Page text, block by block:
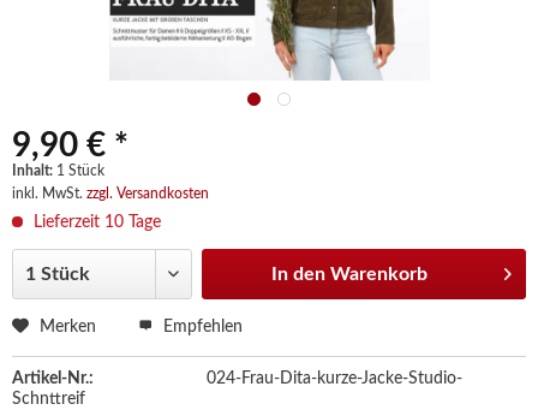
9,90 € *
Inhalt: 1 Stück
inkl. MwSt. zzgl. Versandkosten
Lieferzeit 10 Tage
In den Warenkorb
Merken Empfehlen
Artikel-Nr.:
024-Frau-Dita-kurze-Jacke-Studio-
Schnttreif